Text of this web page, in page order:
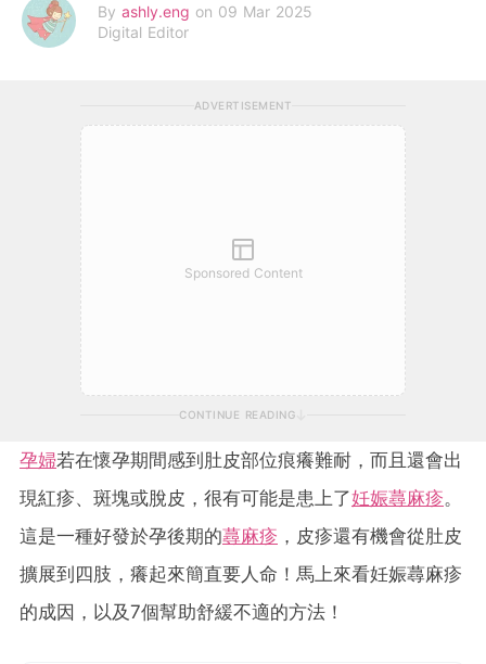
By ashly.eng on 09 Mar 2025
Digital Editor
ADVERTISEMENT
Sponsored Content
CONTINUE READING
孕婦若在懷孕期間感到肚皮部位痕癢難耐，而且還會出
現紅疹、斑塊或脫皮，很有可能是患上了妊娠蕁麻疹。
這是一種好發於孕後期的蕁麻疹 ，皮疹還有機會從肚皮
擴展到四肢，癢起來簡直要人命！馬上來看妊娠蕁麻疹
的成因，以及7個幫助舒緩不適的方法！